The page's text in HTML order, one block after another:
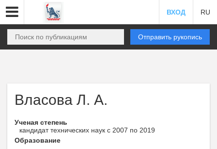
ВХОД RU
Отправить рукопись
Власова Л. А.
Ученая степень
кандидат технических наук с 2007 по 2019
Образование